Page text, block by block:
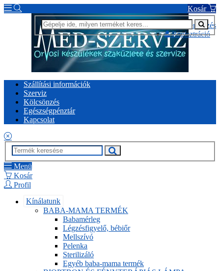
Kosár
Bejelentkezés
Regisztráció
Szállítási információk
Szerviz
Kölcsönzés
Egészségpénztár
Kapcsolat
Menü
Kosár
Profil
Kínálatunk
BABA-MAMA TERMÉK
Babamérleg
Légzésfigyelő, bébiőr
Mellszívó
Pelenka
Sterilizáló
Egyéb baba-mama termék